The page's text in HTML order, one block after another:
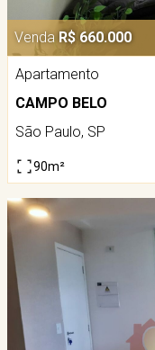
Venda R$ 660.000
Apartamento
CAMPO BELO
São Paulo, SP
90m²